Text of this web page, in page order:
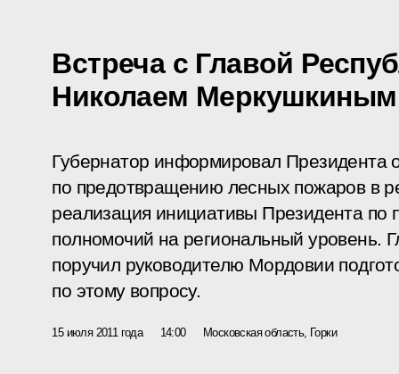
Встреча с Главой
Николаем Меркушкиным
Губернатор информировал Президента
по предотвращению лесных пожаров в
реализация инициативы Президента по
полномочий на региональный уровень.
поручил руководителю Мордовии
по этому вопросу.
15 июля 2011 года 14:00 Московская область, Горки